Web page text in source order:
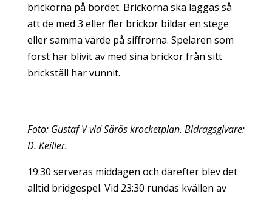
brickorna på bordet. Brickorna ska läggas så
att de med 3 eller fler brickor bildar en stege
eller samma värde på siffrorna. Spelaren som
först har blivit av med sina brickor från sitt
brickställ har vunnit.
Foto: Gustaf V vid Särös krocketplan. Bidragsgivare:
D. Keiller.
19:30 serveras middagen och därefter blev det
alltid bridgespel. Vid 23:30 rundas kvällen av